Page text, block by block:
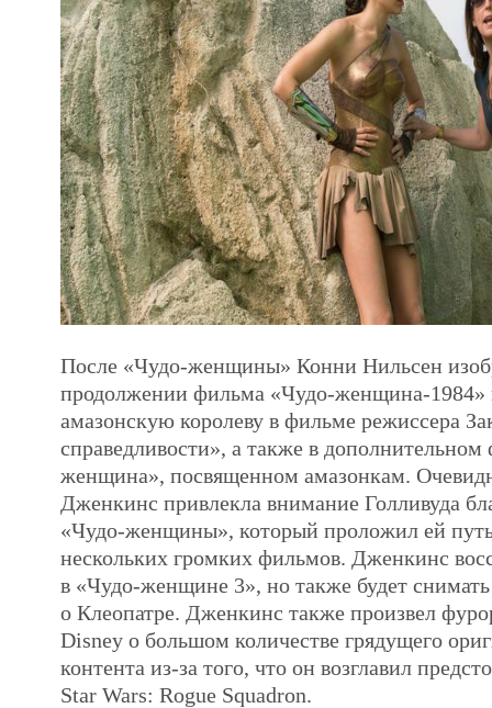
После «Чудо-женщины» Конни Нильсен
продолжении фильма «Чудо-женщина-1984»
амазонскую королеву в фильме режиссера
справедливости», а также в
женщина», посвященном амазонкам.
Дженкинс привлекла внимание Голливуда
«Чудо-женщины», который проложил ей
нескольких громких фильмов. Дженкинс
в «Чудо-женщине 3», но также будет
о Клеопатре. Дженкинс также произвел
Disney о большом количестве грядущего
контента из-за того, что он возглавил
Star Wars: Rogue Squadron.